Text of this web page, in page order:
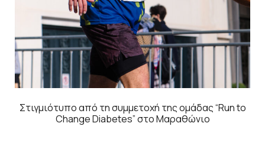
Στιγμιότυπο από τη συμμετοχή της ομάδας “Run to
Change Diabetes” στο Μαραθώνιο